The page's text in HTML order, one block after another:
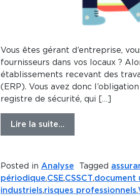
Vous êtes gérant d’entreprise,
fournisseurs dans vos locaux ?
établissements recevant des
(ERP). Vous avez donc
registre de sécurité, qui […]
Lire la suite…
Posted in Analyse Tagged
périodique,CSE,CSSCT,document
industriels,risques professionnels,